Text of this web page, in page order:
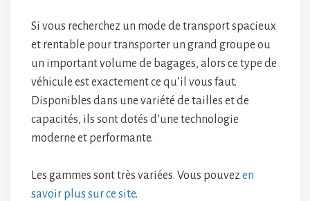
Si vous recherchez un mode de transport spacieux
et rentable pour transporter un grand groupe ou
un important volume de bagages, alors ce type de
véhicule est exactement ce qu’il vous faut.
Disponibles dans une variété de tailles et de
capacités, ils sont dotés d’une technologie
moderne et performante.
Les gammes sont très variées. Vous pouvez en
savoir plus sur ce site.